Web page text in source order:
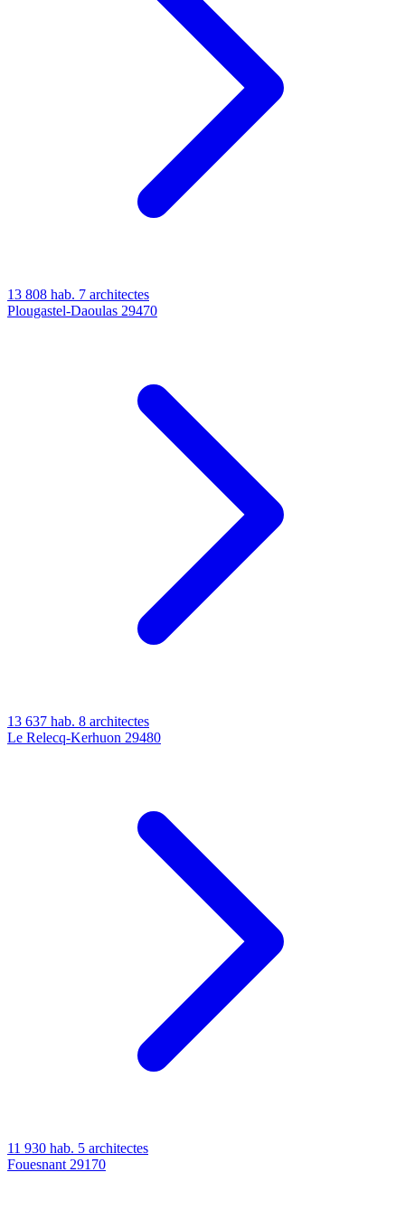
13 808 hab. 7 architectes
Plougastel-Daoulas 29470
13 637 hab. 8 architectes
Le Relecq-Kerhuon 29480
11 930 hab. 5 architectes
Fouesnant 29170